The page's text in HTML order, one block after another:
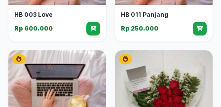
HB 003 Love
Rp 600.000
HB 011 Panjang
Rp 250.000